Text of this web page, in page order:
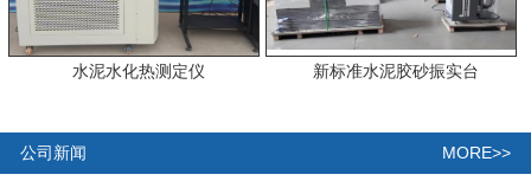
水泥水化热测定仪 新标准水泥胶砂振实台
公司新闻 MORE>>